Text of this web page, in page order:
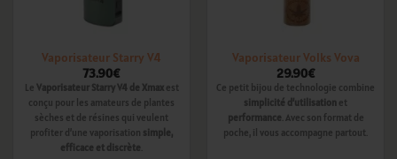
Vaporisateur Starry V4
73.90€
Le Vaporisateur Starry V4 de Xmaxest
conçu pour les amateurs de plantes
sèches et de résines qui veulent
profiter d’une vaporisation simple,
efficace et discrète
Vaporisateur Volks Vova
29.90€
Ce petit bijou de technologie combine
simplicité d’utilisation et
performance . Avec son format de
poche, il vous accompagne partout.